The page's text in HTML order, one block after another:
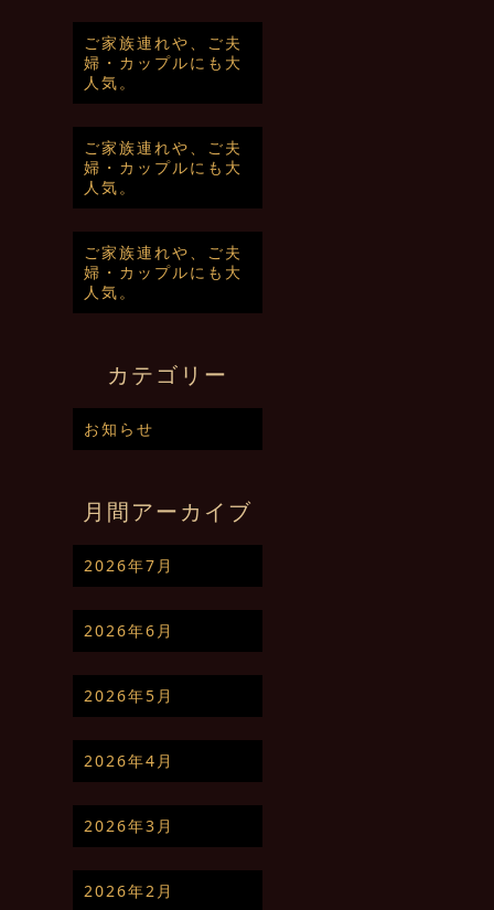
ご家族連れや、ご夫
婦・カップルにも大
人気。
ご家族連れや、ご夫
婦・カップルにも大
人気。
ご家族連れや、ご夫
婦・カップルにも大
人気。
カテゴリー
お知らせ
月間アーカイブ
2026年7月
2026年6月
2026年5月
2026年4月
2026年3月
2026年2月